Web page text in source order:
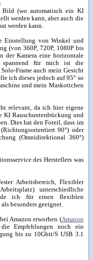
Bild (wo automatisch ein KI
werden kann, aber auch die
werden kann.
Einstellung von Winkel und
(von 360P, 720P, 1080P bis
der Kamera eine horizontale
spannend für mich ist die
Frame auch mein Gesicht
ich dieses jedoch auf 95° so
und mein Maskottchen
relevant, da ich hier eigene
KI Rauschunterdrückung und
Dies hat den Foteil, dass im
90°) oder
(Omnidirektional 360°)
des Herstellers was
Arbeitsbereich, Flexibler
unterschiedliche
ich für einen flexiblen
besonders geeignet.
Amazon erworben (Amazon
Empfehlungen noch ein
bis zu 10Gbit/S USB 3.1